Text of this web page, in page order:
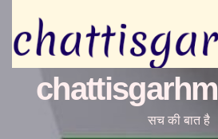
सच की बात है